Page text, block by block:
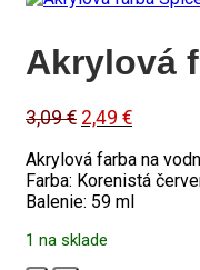
Akrylová
3,09€ Original
was:
3,09 €.
2,49 €Current
is:
2,49 €.
Akrylová farba na
Farba: Korenistá
Balenie: 59 ml
1 na sklade